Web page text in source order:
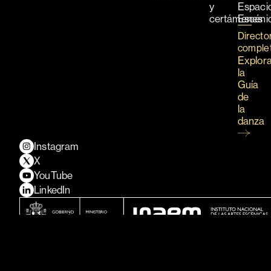
y
certámenes
la
Guía
de
la
danza
Instagram
X
YouTube
LinkedIn